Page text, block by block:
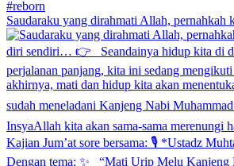
Saudaraku yang dirahmati Allah, pernahkah